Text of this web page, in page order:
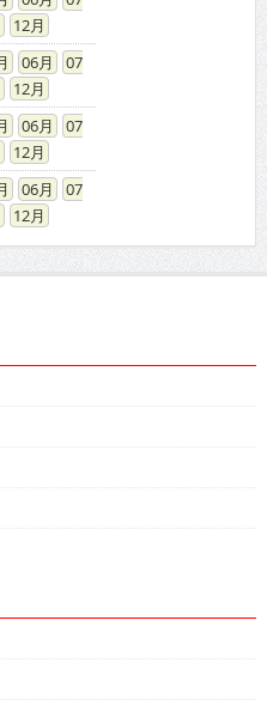
12
06
07
12
06
07
12
06
07
12